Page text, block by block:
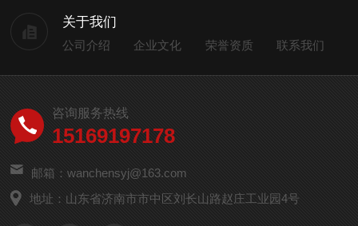
关于我们
公司介绍 企业文化 荣誉资质 联系我们
咨询服务热线
15169197178
邮箱：wanchensyj@163.com
地址：山东省济南市市中区刘长山路赵庄工业园4号